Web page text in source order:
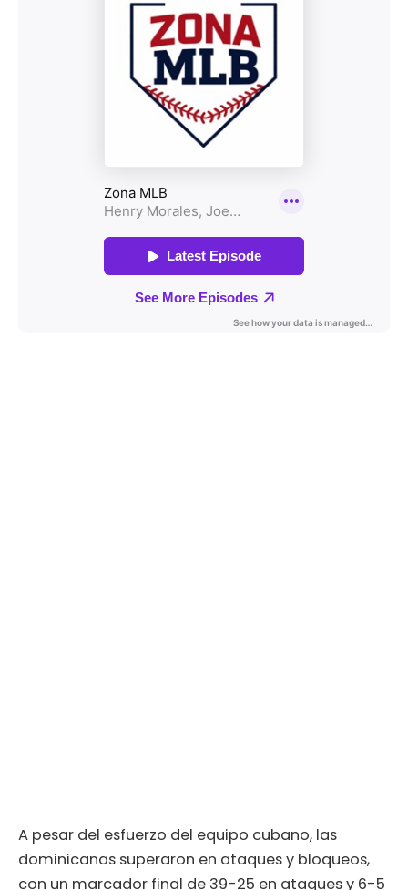
A pesar del esfuerzo del equipo cubano, las
dominicanas superaron en ataques y bloqueos,
con un marcador final de 39-25 en ataques y 6-5